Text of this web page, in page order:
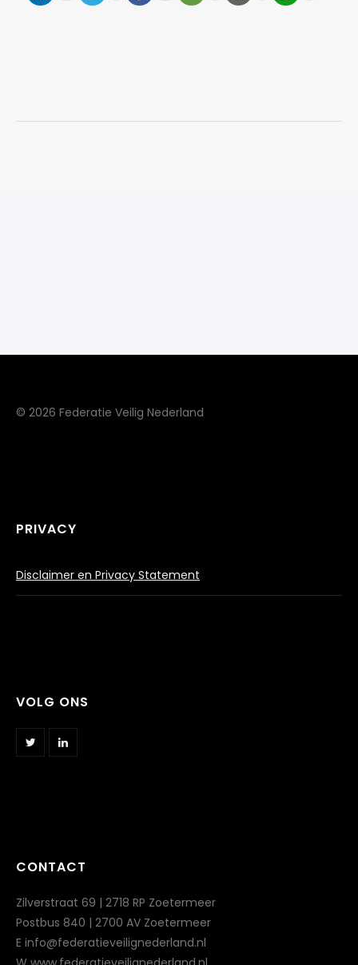
© 2026 Federatie Veilig Nederland
PRIVACY
Disclaimer en Privacy Statement
VOLG ONS
CONTACT
Zilverstraat 69 | 2718 RP Zoetermeer
Postbus 840 | 2700 AV Zoetermeer
E info@federatieveilignederland.nl